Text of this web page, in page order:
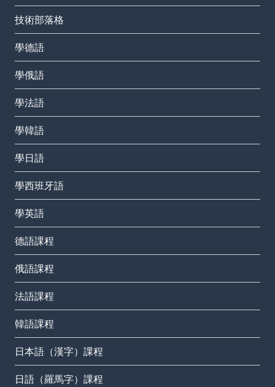
技術部落格
學德語
學俄語
學法語
學韓語
學日語
學西班牙語
學英語
德語課程
俄語課程
法語課程
韓語課程
日本語（漢字）課程
日語（羅馬字）課程